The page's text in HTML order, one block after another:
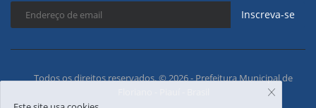
Inscreva-se
Todos os direitos reservados. © 2026 - Prefeitura Municipal de